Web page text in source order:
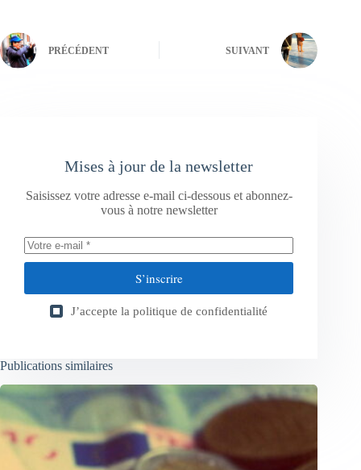
PRÉCÉDENT SUIVANT
Mises à jour de la newsletter
Saisissez votre adresse e-mail ci-dessous et abonnez-
vous à notre newsletter
S’inscrire
J’accepte la politique de confidentialité
Publications similaires